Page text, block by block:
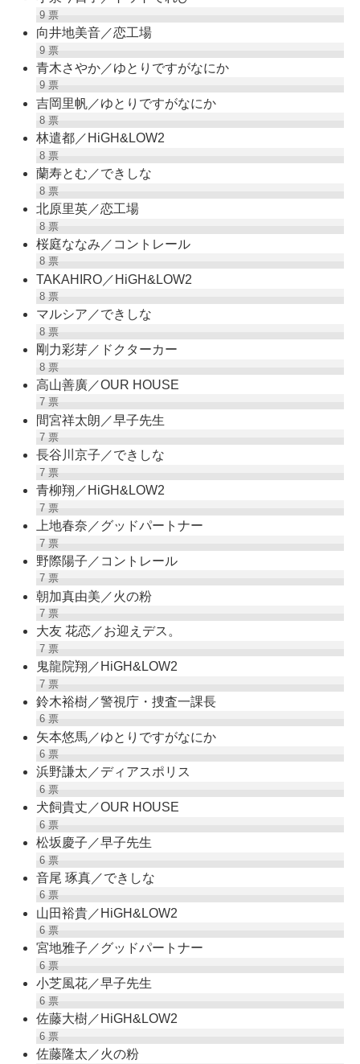
9票
向井地美音／恋工場
9票
青木さやか／ゆとりですがなにか
9票
吉岡里帆／ゆとりですがなにか
8票
林遣都／HiGH&LOW2
8票
蘭寿とむ／できしな
8票
北原里英／恋工場
8票
桜庭ななみ／コントレール
8票
TAKAHIRO／HiGH&LOW2
8票
マルシア／できしな
8票
剛力彩芽／ドクターカー
8票
高山善廣／OUR HOUSE
7票
間宮祥太朗／早子先生
7票
長谷川京子／できしな
7票
青柳翔／HiGH&LOW2
7票
上地春奈／グッドパートナー
7票
野際陽子／コントレール
7票
朝加真由美／火の粉
7票
大友 花恋／お迎えデス。
7票
鬼龍院翔／HiGH&LOW2
7票
鈴木裕樹／警視庁・捜査一課長
6票
矢本悠馬／ゆとりですがなにか
6票
浜野謙太／ディアスポリス
6票
犬飼貴丈／OUR HOUSE
6票
松坂慶子／早子先生
6票
音尾 琢真／できしな
6票
山田裕貴／HiGH&LOW2
6票
宮地雅子／グッドパートナー
6票
小芝風花／早子先生
6票
佐藤大樹／HiGH&LOW2
6票
佐藤隆太／火の粉